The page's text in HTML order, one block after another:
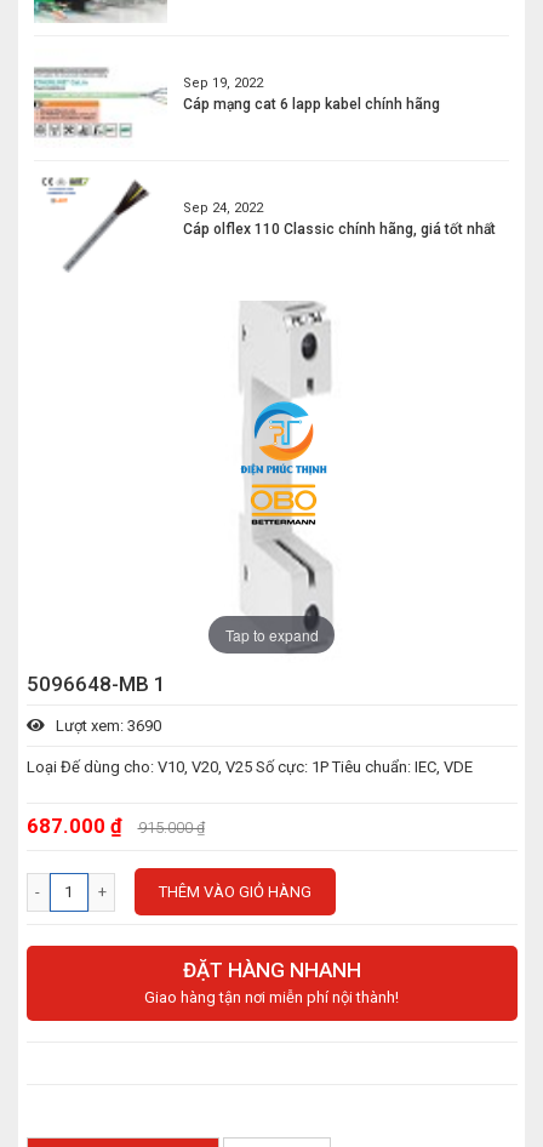
Sep 19, 2022
Cáp mạng cat 6 lapp kabel chính hãng
Sep 24, 2022
Cáp olflex 110 Classic chính hãng, giá tốt nhất
Tap to expand
5096648-MB 1
Lượt xem: 3690
Loại Đế dùng cho: V10, V20, V25 Số cực: 1P Tiêu chuẩn: IEC, VDE
687.000 ₫ 915.000 ₫
THÊM VÀO GIỎ HÀNG
ĐẶT HÀNG NHANH
Giao hàng tận nơi miễn phí nội thành!